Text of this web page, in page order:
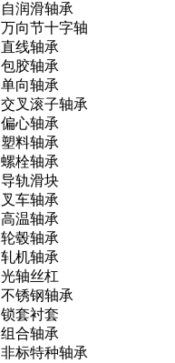
自润滑轴承
万向节十字轴
直线轴承
包胶轴承
单向轴承
交叉滚子轴承
偏心轴承
塑料轴承
螺栓轴承
导轨滑块
叉车轴承
高温轴承
轮毂轴承
轧机轴承
光轴丝杠
不锈钢轴承
锁套衬套
组合轴承
非标特种轴承